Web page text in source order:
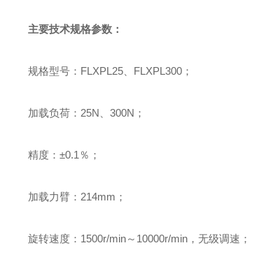
主要技术规格参数 ：
规格型号 ： FLXPL25 FLXPL300 ；
加载负荷 ： 25N 300N ；
精度 ： ±0.1 ％ ；
加载力臂 ： 214mm ；
旋转速度 ： 1500r/min～ 10000r/min ，无级调速 ；